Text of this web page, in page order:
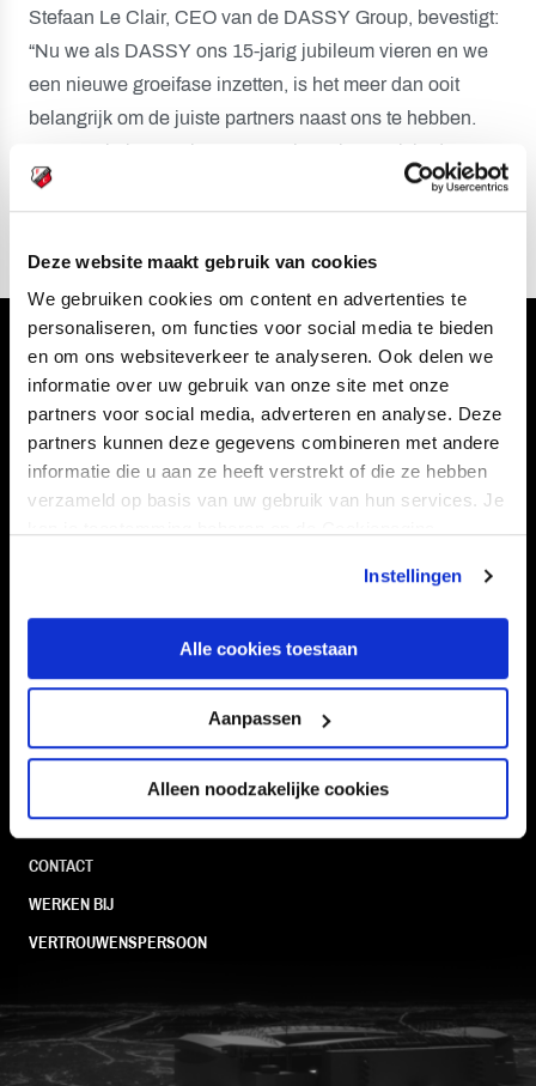
Deze website maakt gebruik van cookies
We gebruiken cookies om content en advertenties te
personaliseren, om functies voor social media te bieden
en om ons websiteverkeer te analyseren. Ook delen we
informatie over uw gebruik van onze site met onze
partners voor social media, adverteren en analyse. Deze
partners kunnen deze gegevens combineren met andere
informatie die u aan ze heeft verstrekt of die ze hebben
verzameld op basis van uw gebruik van hun services. Je
Instellingen
Alle cookies toestaan
Aanpassen
Alleen noodzakelijke cookies
Stefaan Le Clair, CEO van de DASSY Group, bevestigt:
“Nu we als DASSY ons 15-jarig jubileum vieren en we
een nieuwe groeifase inzetten, is het meer dan ooit
belangrijk om de juiste partners naast ons te hebben.
FC Utrecht is zowel qua DNA als toekomstvisie de
perfecte match voor ons.”
Volg ons ook via
Navigeer naar
STADION
KAARTVERKOOP
BUSINESS
Informatie
VEELGESTELDE VRAGEN
CONTACT
WERKEN BIJ
VERTROUWENSPERSOON
FC Utrecht<br>vanuit<br>het